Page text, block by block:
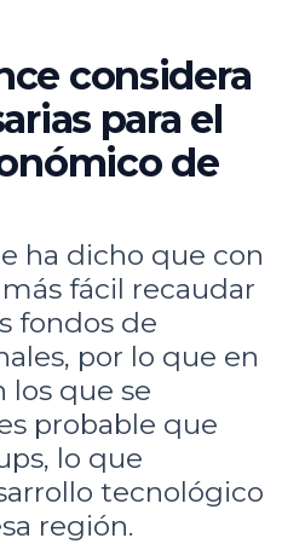
considera
para el
de
ha dicho que con
fácil recaudar
fondos de
por lo que en
los que se
probable que
lo que
tecnológico
región.